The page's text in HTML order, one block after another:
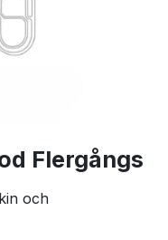
Flergångs
och